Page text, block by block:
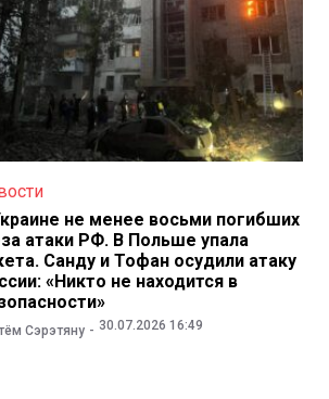
не менее восьми погибших
атаки РФ. В Польше упала
Санду и Тофан осудили атаку
«Никто не находится в
Сэрэтяну 30.07.2026 16:49